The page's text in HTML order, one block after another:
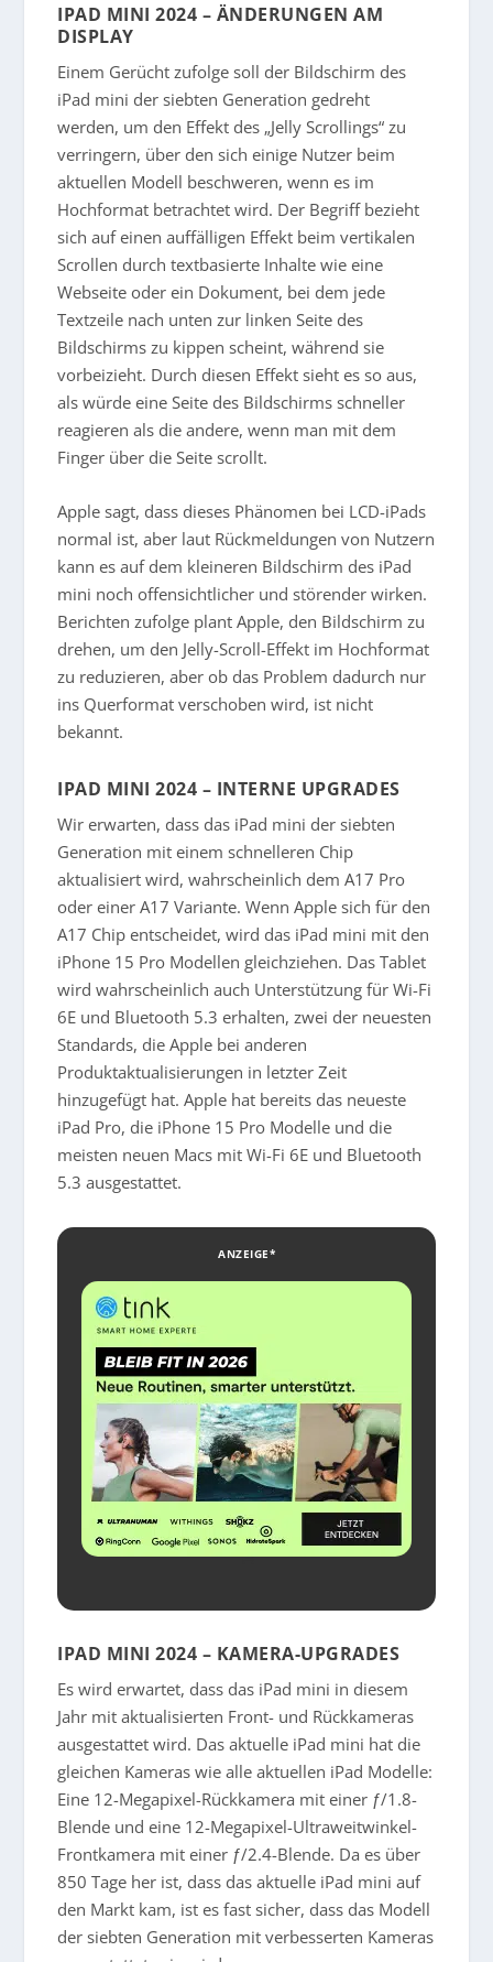
IPAD MINI 2024 – ÄNDERUNGEN AM
DISPLAY
Einem Gerücht zufolge soll der Bildschirm des
iPad mini der siebten Generation gedreht
werden, um den Effekt des „Jelly Scrollings“ zu
verringern, über den sich einige Nutzer beim
aktuellen Modell beschweren, wenn es im
Hochformat betrachtet wird. Der Begriff bezieht
sich auf einen auffälligen Effekt beim vertikalen
Scrollen durch textbasierte Inhalte wie eine
Webseite oder ein Dokument, bei dem jede
Textzeile nach unten zur linken Seite des
Bildschirms zu kippen scheint, während sie
vorbeizieht. Durch diesen Effekt sieht es so aus,
als würde eine Seite des Bildschirms schneller
reagieren als die andere, wenn man mit dem
Finger über die Seite scrollt.
Apple sagt, dass dieses Phänomen bei LCD-iPads
normal ist, aber laut Rückmeldungen von Nutzern
kann es auf dem kleineren Bildschirm des iPad
mini noch offensichtlicher und störender wirken.
Berichten zufolge plant Apple, den Bildschirm zu
drehen, um den Jelly-Scroll-Effekt im Hochformat
zu reduzieren, aber ob das Problem dadurch nur
ins Querformat verschoben wird, ist nicht
bekannt.
IPAD MINI 2024 – INTERNE UPGRADES
Wir erwarten, dass das iPad mini der siebten
Generation mit einem schnelleren Chip
aktualisiert wird, wahrscheinlich dem A17 Pro
oder einer A17 Variante. Wenn Apple sich für den
A17 Chip entscheidet, wird das iPad mini mit den
iPhone 15 Pro Modellen gleichziehen. Das Tablet
wird wahrscheinlich auch Unterstützung für Wi-Fi
6E und Bluetooth 5.3 erhalten, zwei der neuesten
Standards, die Apple bei anderen
Produktaktualisierungen in letzter Zeit
hinzugefügt hat. Apple hat bereits das neueste
iPad Pro, die iPhone 15 Pro Modelle und die
meisten neuen Macs mit Wi-Fi 6E und Bluetooth
5.3 ausgestattet.
ANZEIGE*
IPAD MINI 2024 – KAMERA-UPGRADES
Es wird erwartet, dass das iPad mini in diesem
Jahr mit aktualisierten Front- und Rückkameras
ausgestattet wird. Das aktuelle iPad mini hat die
gleichen Kameras wie alle aktuellen iPad Modelle:
Eine 12-Megapixel-Rückkamera mit einer ƒ/1.8-
Blende und eine 12-Megapixel-Ultraweitwinkel-
Frontkamera mit einer ƒ/2.4-Blende. Da es über
850 Tage her ist, dass das aktuelle iPad mini auf
den Markt kam, ist es fast sicher, dass das Modell
der siebten Generation mit verbesserten Kameras